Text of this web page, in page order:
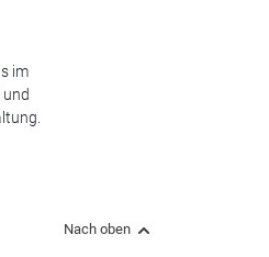
im
Nach oben